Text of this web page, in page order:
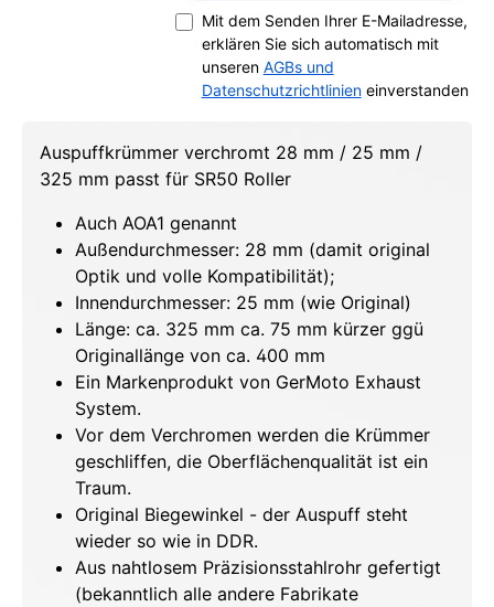
Mit dem Senden Ihrer E-Mailadresse,
erklären Sie sich automatisch mit
unseren AGBs und
Datenschutzrichtlinieneinverstanden
Auspuffkrümmer verchromt 28 mm / 25 mm /
325 mm passt für SR50 Roller
Auch AOA1 genannt
Außendurchmesser: 28 mm (damit original
Optik und volle Kompatibilität);
Innendurchmesser: 25 mm (wie Original)
Länge: ca. 325 mm ca. 75 mm kürzer ggü
Originallänge von ca. 400 mm
Ein Markenprodukt von GerMoto Exhaust
System.
Vor dem Verchromen werden die Krümmer
geschliffen, die Oberflächenqualität ist ein
Traum.
Original Biegewinkel - der Auspuff steht
wieder so wie in DDR.
Aus nahtlosem Präzisionsstahlrohr gefertigt
(bekanntlich alle andere Fabrikate